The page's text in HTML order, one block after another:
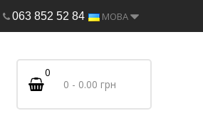
063 852 52 84 МОВА
0 - 0.00 грн
0